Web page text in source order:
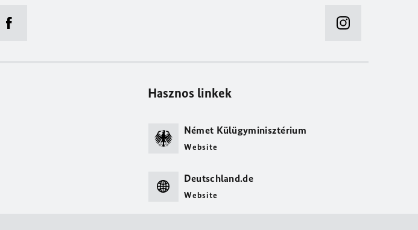
Hasznos linkek
Német Külügyminisztérium
Website
Deutschland.de
Website